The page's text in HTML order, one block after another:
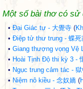
Một số bài thơ có sử
• Đại Giác tự - 大覺寺 (
• Điệp tử thư trung - 蝶死
• Giang thượng vọng Vệ
• Hoài Tịnh Độ thi kỳ 3 -
• Ngục trung cảm tác -
• Niệm nô kiều - 念奴嬌 (